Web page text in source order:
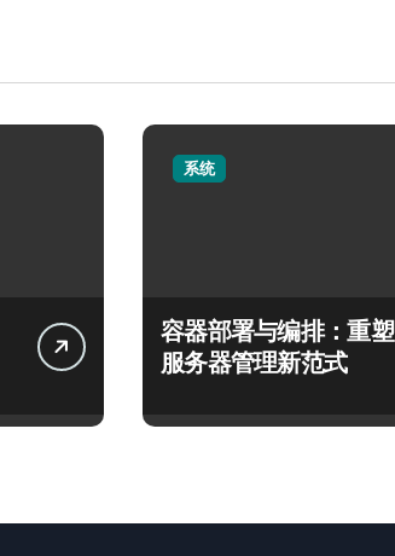
系统
容器部署与编排：重塑
服务器管理新范式